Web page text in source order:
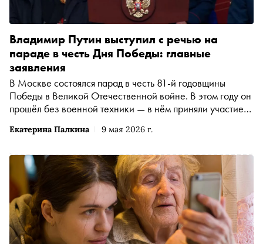
Екатерина Палкина 9 мая 2026 г.
Владимир Путин выступил с речью на
параде в честь Дня Победы: главные
заявления
В Москве состоялся парад в честь 81-й годовщины
Победы в Великой Отечественной войне. В этом году он
прошёл без военной техники — в нём приняли участие
президент РФ Владимир Путин, выступая на Красной